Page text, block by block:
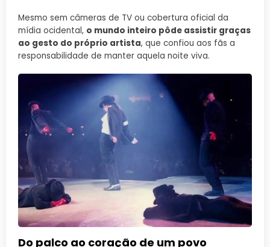
Mesmo sem câmeras de TV ou cobertura oficial da
mídia ocidental, o mundo inteiro pôde assistir graças
ao gesto do próprio artista, que confiou aos fãs a
responsabilidade de manter aquela noite viva.
Do palco ao coração de um povo